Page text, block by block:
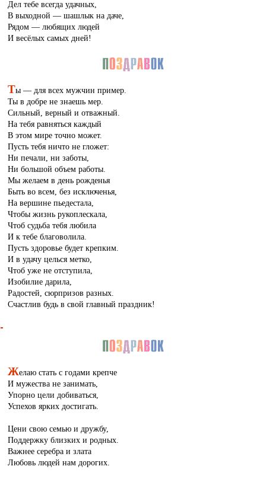
Дел тебе всегда удачных,
В выходной — шашлык на даче,
Рядом — любящих людей
И весёлых самых дней!
Ты — для всех мужчин пример.
Ты в добре не знаешь мер.
Сильный, верный и отважный.
На тебя равняться каждый
В этом мире точно может.
Пусть тебя ничто не гложет:
Ни печали, ни заботы,
Ни большой объем работы.
Мы желаем в день рожденья
Быть во всем, без исключенья,
На вершине пьедестала,
Чтобы жизнь рукоплескала,
Чтоб судьба тебя любила
И к тебе благоволила.
Пусть здоровье будет крепким.
И в удачу целься метко,
Чтоб уже не отступила,
Изобилие дарила,
Радостей, сюрпризов разных.
Счастлив будь в свой главный праздник!
Желаю стать с годами крепче
И мужества не занимать,
Упорно цели добиваться,
Успехов ярких достигать.
Цени свою семью и дружбу,
Поддержку близких и родных.
Важнее серебра и злата
Любовь людей нам дорогих.